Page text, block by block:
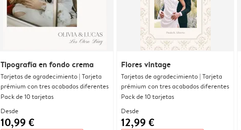
Tipografía en fondo crema
Tarjetas de agradecimiento | Tarjeta
prémium con tres acabados diferentes
Pack de 10 tarjetas
Desde
10,99 €
Flores vintage
Tarjetas de agradecimiento | Tarjeta
prémium con tres acabados diferentes
Pack de 10 tarjetas
Desde
12,99 €